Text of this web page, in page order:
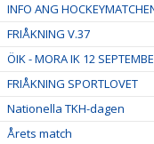
INFO ANG
FRIÅKNING V.37
ÖIK - MORA IK 12
FRIÅKNING SPORTLOVET
Nationella TKH-dagen
Årets match